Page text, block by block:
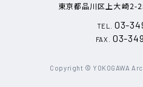
東京都品川区上大崎2-
TEL. 03-
FAX. 03-
Copyright © YOKOGAWA